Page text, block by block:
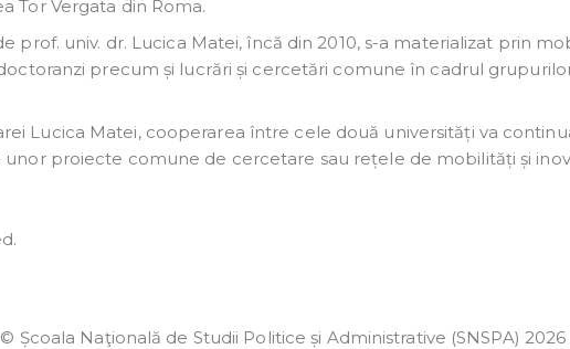
Tor Vergata din Roma.
prof. univ. dr. Lucica Matei, încă din 2010, s-a materializat prin
precum și lucrări și cercetări comune în cadrul
Lucica Matei, cooperarea între cele două universități va
proiecte comune de cercetare sau rețele de mobilități și
© Școala Naţională de Studii Politice și Administrative (SNSPA)